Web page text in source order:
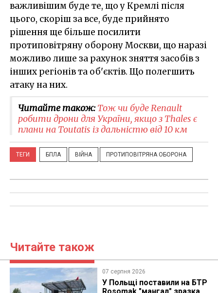
важливішим буде те, що у Кремлі після
цього, скоріш за все, буде прийнято
рішення ще більше посилити
протиповітряну оборону Москви, що наразі
можливо лише за рахунок зняття засобів з
інших регіонів та об'єктів. Що полегшить
атаку на них.
Читайте також:Тож чи буде Renault
робити дрони для України, якщо з Thales є
плани на Toutatis із дальністю від 10 км
ТЕГИ БПЛА ВІЙНА ПРОТИПОВІТРЯНА ОБОРОНА
Читайте також
07 серпня 2026
У Польщі поставили на БТР